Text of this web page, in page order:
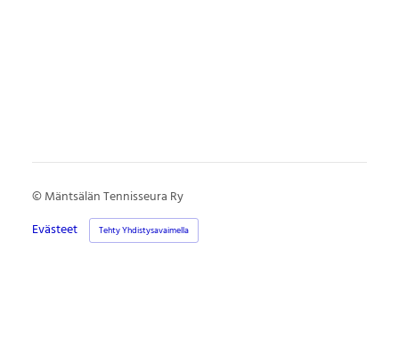
©Mäntsälän Tennisseura Ry
Evästeet
Tehty Yhdistysavaimella